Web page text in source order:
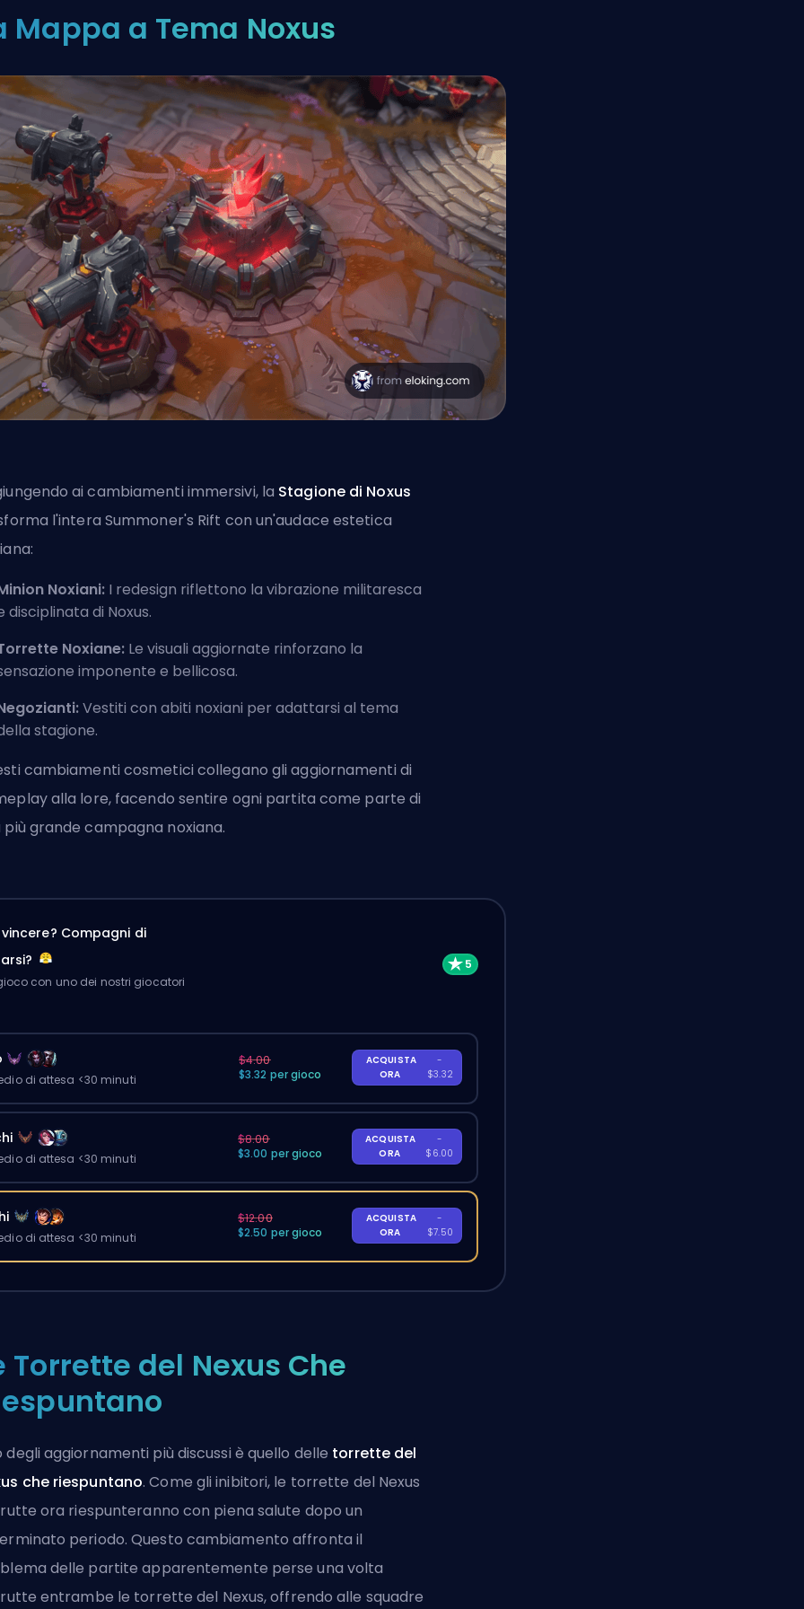
Mappa a Tema Noxus
ai cambiamenti immersivi, la Stagione di Noxus
l'intera Summoner's Rift con un'audace estetica
Noxiani: I redesign riflettono la vibrazione militaresca
disciplinata di Noxus.
Noxiane: Le visuali aggiornate rinforzano la
imponente e bellicosa.
Vestiti con abiti noxiani per adattarsi al tema
stagione.
cambiamenti cosmetici collegano gli aggiornamenti di
alla lore, facendo sentire ogni partita come parte di
più grande campagna noxiana.
Compagni di
con uno dei nostri giocatori
di attesa <30 minuti
$4.00
$3.32 per gioco
ACQUISTA
ORA
-
$3.32
di attesa <30 minuti
$8.00
$3.00 per gioco
ACQUISTA
ORA
-
$6.00
di attesa <30 minuti
$12.00
$2.50 per gioco
ACQUISTA
ORA
-
$7.50
Torrette del Nexus Che
degli aggiornamenti più discussi è quello delle torrette del
che riespuntano. Come gli inibitori, le torrette del Nexus
ora riespunteranno con piena salute dopo un
periodo. Questo cambiamento affronta il
delle partite apparentemente perse una volta
entrambe le torrette del Nexus, offrendo alle squadre